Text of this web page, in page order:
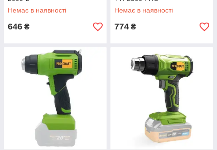
Немає в наявності
646 ₴
Немає в наявності
774 ₴